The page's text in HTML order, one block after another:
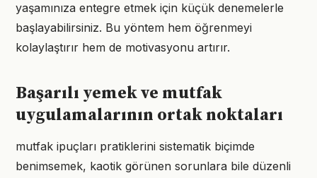
yaşamınıza entegre etmek için küçük denemelerle
başlayabilirsiniz. Bu yöntem hem öğrenmeyi
kolaylaştırır hem de motivasyonu artırır.
Başarılı yemek ve mutfak
uygulamalarının ortak noktaları
mutfak ipuçları pratiklerini sistematik biçimde
benimsemek, kaotik görünen sorunlara bile düzenli